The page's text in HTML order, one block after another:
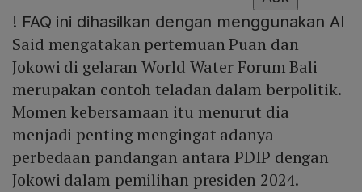
! FAQ ini dihasilkan dengan menggunakan AI
Said mengatakan pertemuan Puan dan
Jokowi di gelaran World Water Forum Bali
merupakan contoh teladan dalam berpolitik.
Momen kebersamaan itu menurut dia
menjadi penting mengingat adanya
perbedaan pandangan antara PDIP dengan
Jokowi dalam pemilihan presiden 2024.